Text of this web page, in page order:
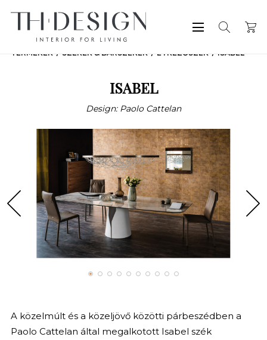
TERMÉKEK SZÉKEK & BÁRSZÉKEK ÉTKEZŐSZÉK ISABEL
ISABEL
Design: Paolo Cattelan
A közelmúlt és a közeljövő közötti párbeszédben a
Paolo Cattelan által megalkotott Isabel szék